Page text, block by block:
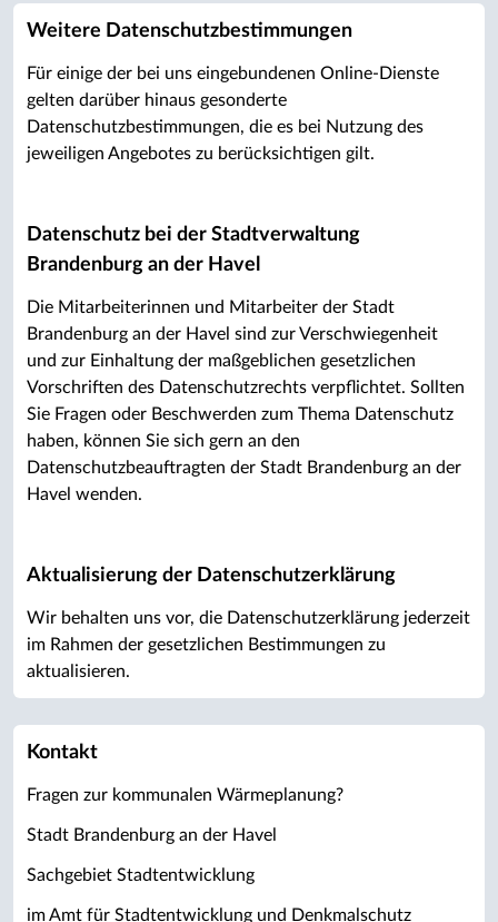
Weitere Datenschutzbestimmungen
Für einige der bei uns eingebundenen Online-Dienste
gelten darüber hinaus gesonderte
Datenschutzbestimmungen, die es bei Nutzung des
jeweiligen Angebotes zu berücksichtigen gilt.
Datenschutz bei der Stadtverwaltung
Brandenburg an der Havel
Die Mitarbeiterinnen und Mitarbeiter der Stadt
Brandenburg an der Havel sind zur Verschwiegenheit
und zur Einhaltung der maßgeblichen gesetzlichen
Vorschriften des Datenschutzrechts verpflichtet. Sollten
Sie Fragen oder Beschwerden zum Thema Datenschutz
haben, können Sie sich gern an den
Datenschutzbeauftragten der Stadt Brandenburg an der
Havel wenden.
Aktualisierung der Datenschutzerklärung
Wir behalten uns vor, die Datenschutzerklärung jederzeit
im Rahmen der gesetzlichen Bestimmungen zu
aktualisieren.
Kontakt
Fragen zur kommunalen Wärmeplanung?
Stadt Brandenburg an der Havel
Sachgebiet Stadtentwicklung
im Amt für Stadtentwicklung und Denkmalschutz